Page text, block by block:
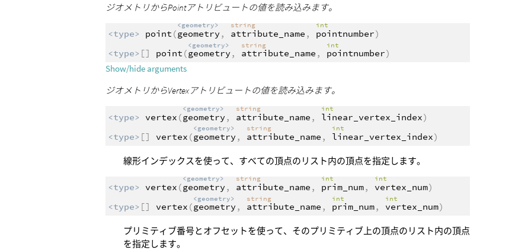
ジオメトリからPointアトリビュートの値を読み込みます。
<type> point (
<geometry>
geometry ,
string
attribute_name ,
int
pointnumber)
<type> [] point (
<geometry>
geometry ,
string
attribute_name ,
int
pointnumber)
Show/hide arguments
ジオメトリからVertexアトリビュートの値を読み込みます。
<type> vertex (
<geometry>
geometry ,
string
attribute_name ,
int
linear_vertex_index)
<type> [] vertex (
<geometry>
geometry ,
string
attribute_name ,
int
linear_vertex_index)
線形インデックスを使って、すべての頂点のリスト内の頂点を指定します。
<type> vertex (
<geometry>
geometry ,
string
attribute_name ,
int
prim_num,
int
vertex_num)
<type> [] vertex (
<geometry>
geometry ,
string
attribute_name ,
int
prim_num,
int
vertex_num)
プリミティブ番号とオフセットを使って、そのプリミティブ上の頂点のリスト内の頂点
を指定します。